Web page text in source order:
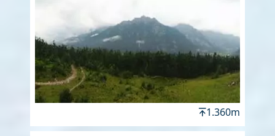
1.360m